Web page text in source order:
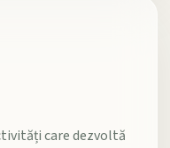
care dezvoltă